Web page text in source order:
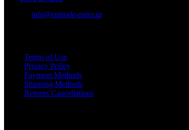
info@episode-patra.gr
Terms of Use
Privacy Policy
Payment Methods
Shipping Methods
Returns Cancellations